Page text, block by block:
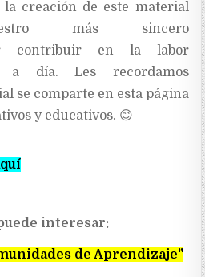
creación de este material
más sincero
contribuir en la labor
a día. Les recordamos
se comparte en esta página
y educativos. 😊
interesar:
de Aprendizaje"